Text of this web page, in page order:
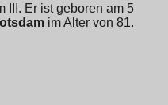
III. Er ist geboren am 5
im Alter von 81.